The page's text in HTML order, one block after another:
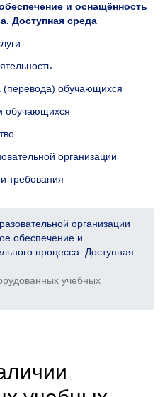
и оснащённость
Доступная среда
обучающихся
обучающихся
организации
требования
организации
обеспечение и
процесса. Доступная
учебных